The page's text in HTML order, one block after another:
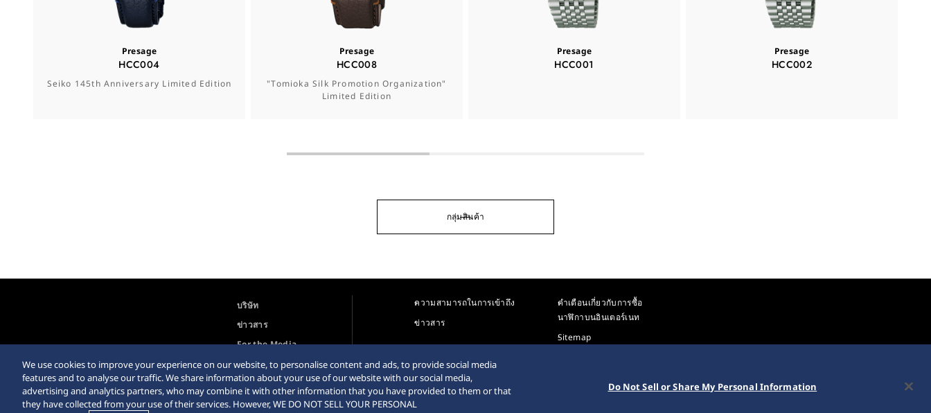
Presage
HCC004
Seiko 145th Anniversary Limited Edition
Presage
HCC008
"Tomioka Silk Promotion Organization"
Limited Edition
Presage
HCC001
Presage
HCC002
กลุ่มสินค้า
บริษัท
ข่าวสาร
For the Media
ความสามารถในการเข้าถึง
ข่าวสาร
คำเตือนเกี่ยวกับการซื้อ
นาฬิกาบนอินเตอร์เนท
Sitemap
We use cookies to improve your experience on our website, to personalise content and ads, to provide social media
features and to analyse our traffic. We share information about your use of our website with our social media,
advertising and analytics partners, who may combine it with other information that you have provided to them or that
they have collected from your use of their services. However, WE DO NOT SELL YOUR PERSONAL
Do Not Sell or Share My Personal Information